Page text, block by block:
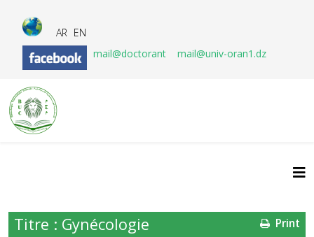
AR EN
mail@doctorant
mail@univ-oran1.dz
Print
Titre : Gynécologie